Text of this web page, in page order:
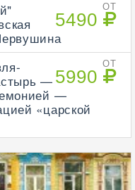
ОТ
5490
ОТ
5990
—
—
«царской